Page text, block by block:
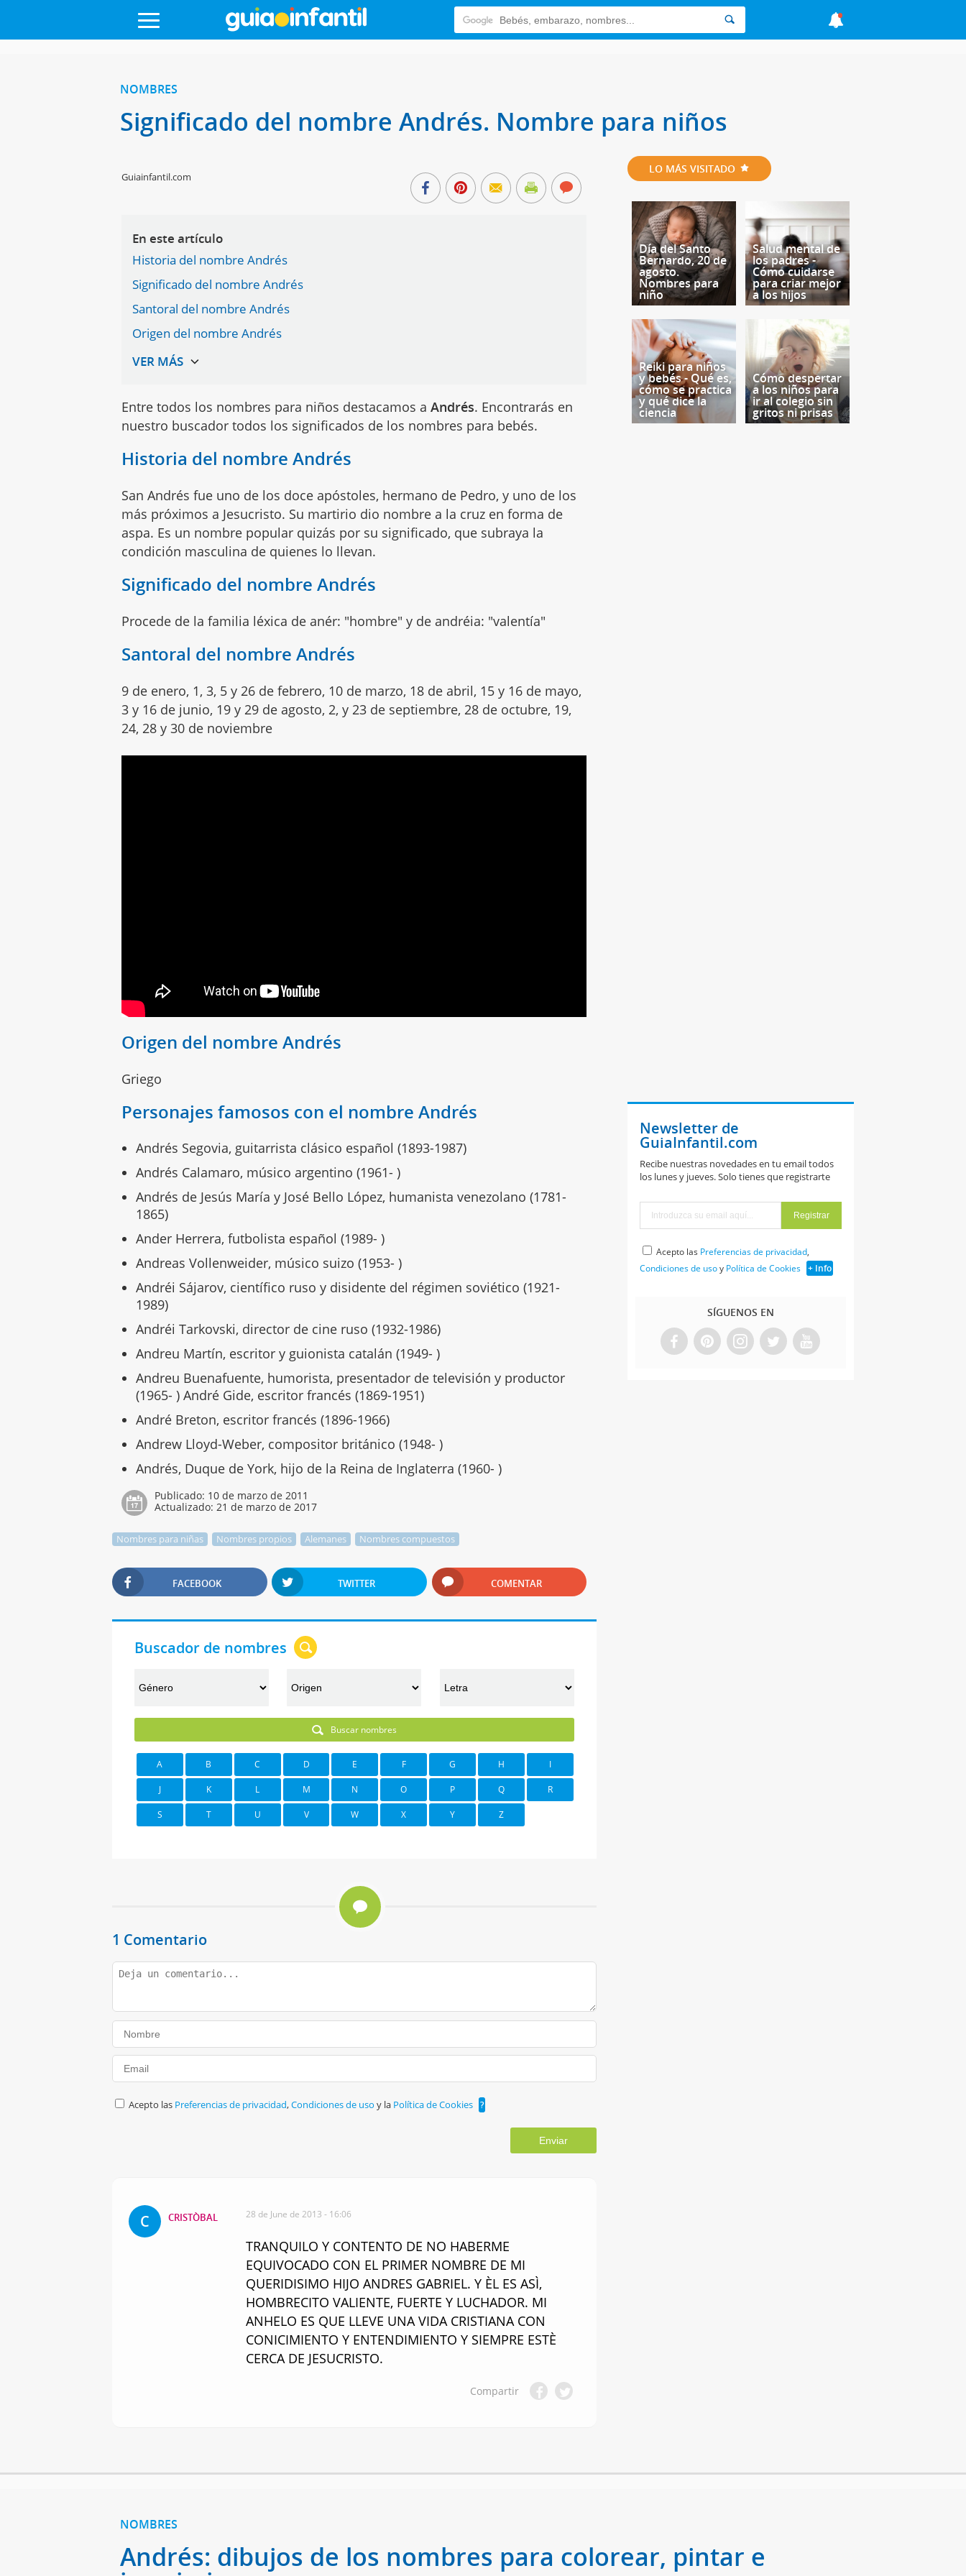
NOMBRES
Significado del nombre Andrés. Nombre para niños
Guiainfantil.com
En este artículo
Historia del nombre Andrés
Significado del nombre Andrés
Santoral del nombre Andrés
Origen del nombre Andrés
Entre todos los nombres para niños destacamos aAndrés. Encontrarás en
nuestro buscador todos los significados de los nombres para bebés.
Historia del nombre Andrés
San Andrés fue uno de los doce apóstoles, hermano de Pedro, y uno de los
más próximos a Jesucristo. Su martirio dio nombre a la cruz en forma de
aspa. Es un nombre popular quizás por su significado, que subraya la
condición masculina de quienes lo llevan.
Significado del nombre Andrés
Procede de la familia léxica de anér: "hombre" y de andréia: "valentía"
Santoral del nombre Andrés
9 de enero, 1, 3, 5 y 26 de febrero, 10 de marzo, 18 de abril, 15 y 16 de mayo,
3 y 16 de junio, 19 y 29 de agosto, 2, y 23 de septiembre, 28 de octubre, 19,
24, 28 y 30 de noviembre
Origen del nombre Andrés
Griego
Personajes famosos con el nombre Andrés
Andrés Segovia, guitarrista clásico español (1893-1987)
Andrés Calamaro, músico argentino (1961- )
Andrés de Jesús María y José Bello López, humanista venezolano (1781-
1865)
Ander Herrera, futbolista español (1989- )
Andreas Vollenweider, músico suizo (1953- )
Andréi Sájarov, científico ruso y disidente del régimen soviético (1921-
1989)
Andréi Tarkovski, director de cine ruso (1932-1986)
Andreu Martín, escritor y guionista catalán (1949- )
Andreu Buenafuente, humorista, presentador de televisión y productor
(1965- ) André Gide, escritor francés (1869-1951)
André Breton, escritor francés (1896-1966)
Andrew Lloyd-Weber, compositor británico (1948- )
Andrés, Duque de York, hijo de la Reina de Inglaterra (1960- )
Publicado: 10 de marzo de 2011
Actualizado: 21 de marzo de 2017
Nombres para niñas Nombres propios Alemanes Nombres compuestos
FACEBOOK TWITTER COMENTAR
Buscador de nombres
Buscar nombres
A B C D E F G H I
J K L M N O P Q R
S T U V W X Y Z
1 Comentario
Acepto las Preferencias de privacidad,Condiciones de uso y la Política de Cookies ?
Enviar
C CRISTÒBAL 28 de June de 2013 - 16:06
TRANQUILO Y CONTENTO DE NO HABERME
EQUIVOCADO CON EL PRIMER NOMBRE DE MI
QUERIDISIMO HIJO ANDRES GABRIEL. Y ÈL ES ASÌ,
HOMBRECITO VALIENTE, FUERTE Y LUCHADOR. MI
ANHELO ES QUE LLEVE UNA VIDA CRISTIANA CON
CONICIMIENTO Y ENTENDIMIENTO Y SIEMPRE ESTÈ
CERCA DE JESUCRISTO.
Compartir
LO MÁS VISITADO
Día del Santo
Bernardo, 20 de
agosto.
Nombres para
niño
Salud mental de
los padres -
Cómo cuidarse
para criar mejor
a los hijos
Reiki para niños
y bebés - Qué es,
cómo se practica
y qué dice la
ciencia
Cómo despertar
a los niños para
ir al colegio sin
gritos ni prisas
Newsletter de
GuiaInfantil.com
Recibe nuestras novedades en tu email todos
los lunes y jueves. Solo tienes que registrarte
Acepto las Preferencias de privacidad,
Condiciones de usoy Política de Cookies + Info
SÍGUENOS EN
NOMBRES
Andrés: dibujos de los nombres para colorear, pintar e